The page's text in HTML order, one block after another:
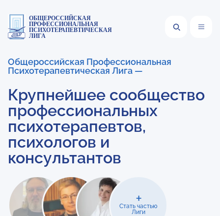
ОБЩЕРОССИЙСКАЯ
ПРОФЕССИОНАЛЬНАЯ
ПСИХОТЕРАПЕВТИЧЕСКАЯ
ЛИГА
Общероссийская Профессиональная
Психотерапевтическая Лига —
Крупнейшее сообщество
профессиональных
психотерапевтов,
психологов и
консультантов
+
Стать частью
Лиги